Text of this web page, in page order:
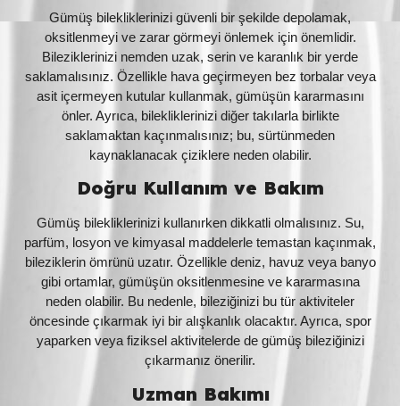
Gümüş bilekliklerinizi güvenli bir şekilde depolamak,
oksitlenmeyi ve zarar görmeyi önlemek için önemlidir.
Bileziklerinizi nemden uzak, serin ve karanlık bir yerde
saklamalısınız. Özellikle hava geçirmeyen bez torbalar veya
asit içermeyen kutular kullanmak, gümüşün kararmasını
önler. Ayrıca, bilekliklerinizi diğer takılarla birlikte
saklamaktan kaçınmalısınız; bu, sürtünmeden
kaynaklanacak çiziklere neden olabilir.
Doğru Kullanım ve Bakım
Gümüş bilekliklerinizi kullanırken dikkatli olmalısınız. Su,
parfüm, losyon ve kimyasal maddelerle temastan kaçınmak,
bileziklerin ömrünü uzatır. Özellikle deniz, havuz veya banyo
gibi ortamlar, gümüşün oksitlenmesine ve kararmasına
neden olabilir. Bu nedenle, bileziğinizi bu tür aktiviteler
öncesinde çıkarmak iyi bir alışkanlık olacaktır. Ayrıca, spor
yaparken veya fiziksel aktivitelerde de gümüş bileziğinizi
çıkarmanız önerilir.
Uzman Bakımı